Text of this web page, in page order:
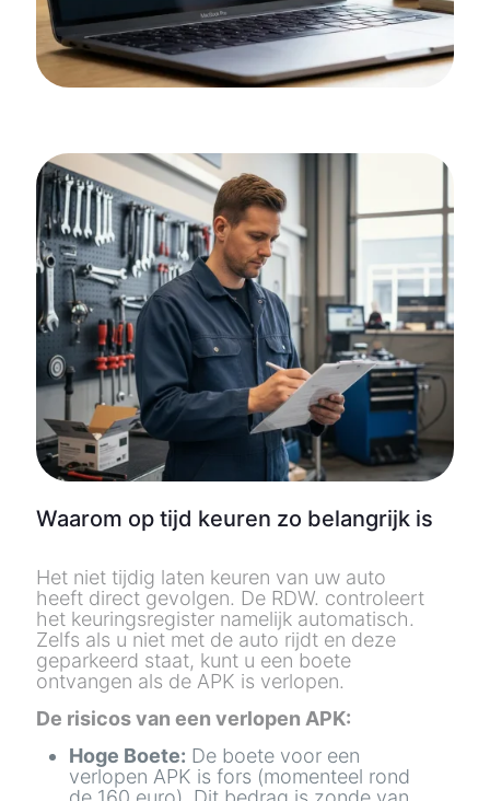
Waarom op tijd keuren zo belangrijk is
Het niet tijdig laten keuren van uw auto
heeft direct gevolgen. De RDW. controleert
het keuringsregister namelijk automatisch.
Zelfs als u niet met de auto rijdt en deze
geparkeerd staat, kunt u een boete
ontvangen als de APK is verlopen.
De risicos van een verlopen APK:
Hoge Boete: De boete voor een
verlopen APK is fors (momenteel rond